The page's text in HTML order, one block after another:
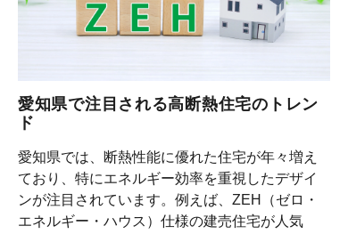
愛知県で注目される高断熱住宅のトレン
ド
愛知県では、断熱性能に優れた住宅が年々増え
ており、特にエネルギー効率を重視したデザイ
ンが注目されています。例えば、ZEH（ゼロ・
エネルギー・ハウス）仕様の建売住宅が人気